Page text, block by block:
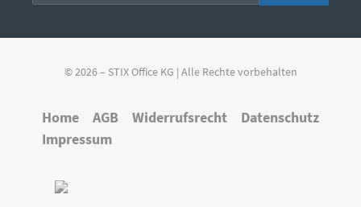
© 2026 – STIX Office KG | Alle Rechte vorbehalten
Home AGB Widerrufsrecht
Datenschutz
Impressum